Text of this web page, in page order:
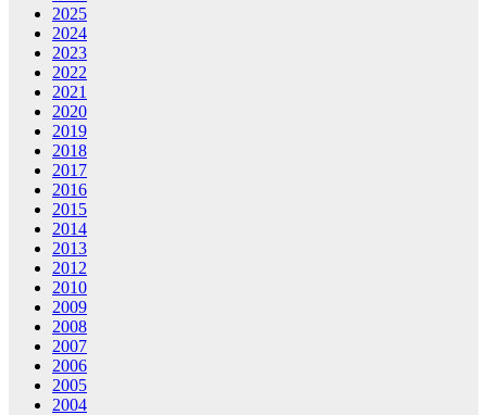
2025
2024
2023
2022
2021
2020
2019
2018
2017
2016
2015
2014
2013
2012
2010
2009
2008
2007
2006
2005
2004